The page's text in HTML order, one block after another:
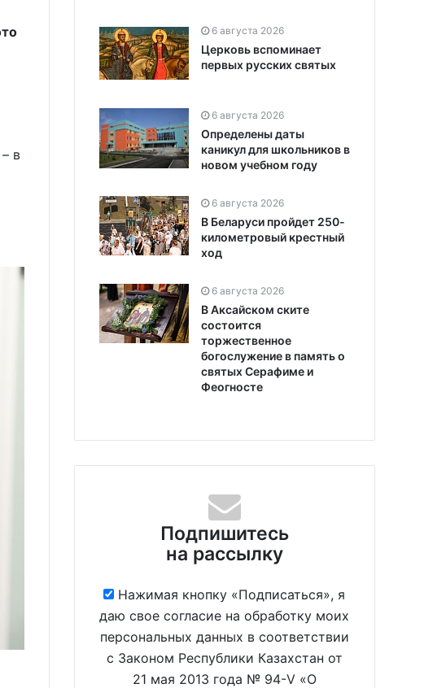
в
6 августа 2026
Церковь вспоминает
первых русских святых
6 августа 2026
Определены даты
каникул для школьников в
новом учебном году
6 августа 2026
В Беларуси пройдет 250-
километровый крестный
ход
6 августа 2026
В Аксайском ските
состоится
торжественное
богослужение в память о
святых Серафиме и
Феогносте
Подпишитесь
на рассылку
Нажимая кнопку «Подписаться», я
даю свое согласие на обработку моих
персональных данных в соответствии
с Законом Республики Казахстан от
21 мая 2013 года № 94-V «О